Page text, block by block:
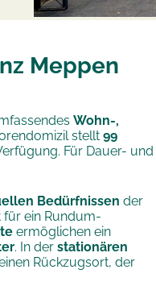
Meppen
Wohn-,
stellt99
Für Dauer- und
Bedürfnissen der
für ein Rundum-
ermöglichen ein
. In der stationären
Rückzugsort, der